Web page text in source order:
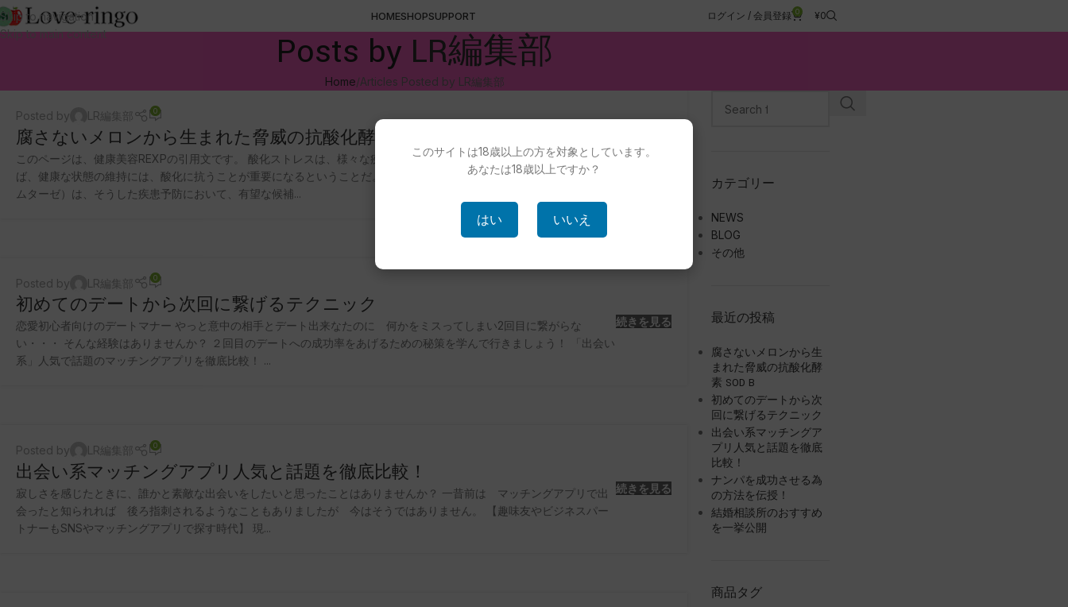
Skip to navigation
Skip to main content
HOMESHOPSUPPORT ログイン / 会員登録 0 ¥0
Posts by LR編集部
Home Articles Posted by LR編集部
Posted by LR編集部 0
腐さないメロンから生まれた脅威の抗酸化酵素 SOD B
このページは、健康美容REXPの引用文です。 酸化ストレスは、様々な疾病の原因の一つと考えられている。裏を返せ
ば、健康な状態の維持には、酸化に抗うことが重要になるということだ。抗酸化酵素、SOD（スーパーオキシド・ジス
ムターゼ）は、そうした疾患予防において、有望な候補...
続きを見る
Posted by LR編集部 0
初めてのデートから次回に繋げるテクニック
恋愛初心者向けのデートマナー やっと意中の相手とデート出来なたのに 何かをミスってしまい2回目に繋がらな
い・・・ そんな経験はありませんか？ ２回目のデートへの成功率をあげるための秘策を学んで行きましょう！ 「出会い
系」人気で話題のマッチングアプリを徹底比較！ ...
続きを見る
Posted by LR編集部 0
出会い系マッチングアプリ人気と話題を徹底比較！
寂しさを感じたときに、誰かと素敵な出会いをしたいと思ったことはありませんか？ 一昔前は マッチングアプリで出
会ったと知られれば 後ろ指刺されるようなこともありましたが 今はそうではありません。 【趣味友やビジネスパー
トナーもSNSやマッチングアプリで探す時代】 現...
続きを見る
カテゴリー
NEWS
BLOG
その他
最近の投稿
腐さないメロンから生
まれた脅威の抗酸化酵
素 SOD B
初めてのデートから次
回に繋げるテクニック
出会い系マッチングア
プリ人気と話題を徹底
比較！
ナンパを成功させる為
の方法を伝授！
結婚相談所のおすすめ
を一挙公開
商品タグ
このサイトは18歳以上の方を対象としています。
あなたは18歳以上ですか？
はい いいえ